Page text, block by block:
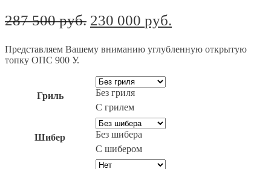
287 500руб. Первоначальная
составляла
500 руб..
230 000 руб.
230
Представляем Вашему вниманию углубленную открытую
топку ОПС 900 У.
Гриль
Без гриля
С грилем
Шибер
Без шибера
С шибером